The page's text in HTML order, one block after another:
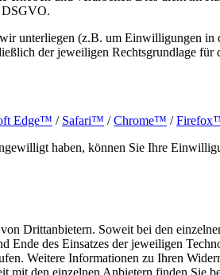
DSGVO.
unterliegen (z.B. um Einwilligungen in
der jeweiligen Rechtsgrundlage
Edge™ / Safari™ /Chrome™ /
haben, können Sie Ihre
Drittanbietern. Soweit bei den
des Einsatzes der jeweiligen
Weitere Informationen zu Ihren
den einzelnen Anbietern finden Sie